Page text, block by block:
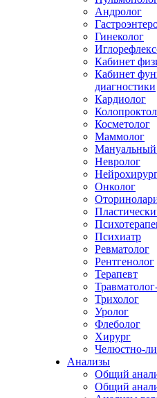
Андролог
Гинеколог
Кабинет
Кабинет
диагностики
Кардиолог
Косметолог
Маммолог
Мануальный
Невролог
Онколог
Психиатр
Ревматолог
Рентгенолог
Терапевт
Трихолог
Уролог
Флеболог
Хирург
Челюстно-
Анализы
Общий
Общий